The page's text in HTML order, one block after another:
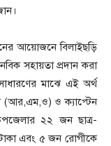
আয়োজনে বিলাইছড়ি
সহায়তা প্রদান করা
মাঝে এই অর্থ
(আর,এম,ও) ও ক্যাপ্টেন
২২ জন ছাত্র-
এবং ৫ জন রোগীকে